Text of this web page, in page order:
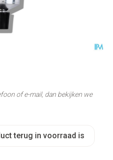
terug in voorraad is
of e-mail, dan bekijken we